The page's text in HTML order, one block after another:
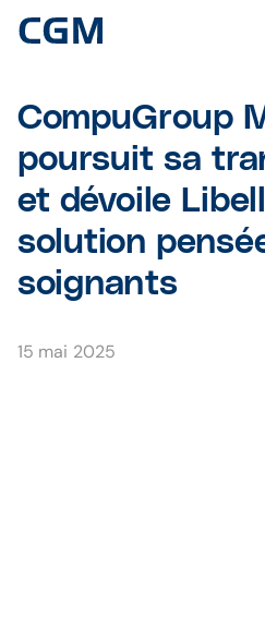
CompuGroup
poursuit sa
et dévoile
solution
soignants
15 mai 2025